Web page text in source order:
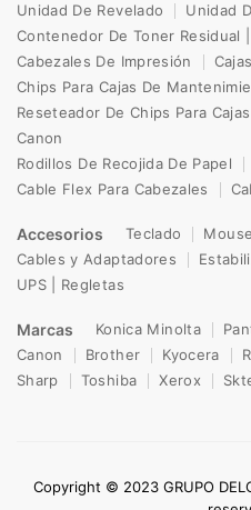
Unidad De Revelado
Unidad
Contenedor De Toner Residual
Cabezales De Impresión
Chips Para Cajas De
Reseteador De Chips Para
Canon
Rodillos De Recojida De Papel
Cable Flex Para Cabezales
Accesorios Teclado Mouse
Cables y Adaptadores
UPS | Regletas
Marcas Konica Minolta
Canon
Brother Kyocera
Sharp
Toshiba Xerox
Copyright © 2023 GRUPO